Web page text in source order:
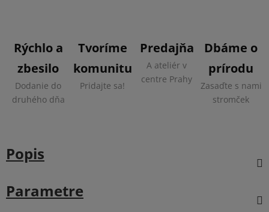
Rýchlo a
zbesilo
Dodanie do
druhého dňa
Tvoríme
komunitu
Pridajte sa!
Predajňa
A ateliér v
centre Prahy
Dbáme o
prírodu
Zasaďte s nami
stromček
Popis
Parametre